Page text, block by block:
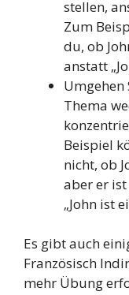
stellen,
Zum
du, ob
anstatt
Umgehen
Thema
Beispiel
nicht, ob
aber er
„John ist
Es gibt auch
Französisch
mehr Übung